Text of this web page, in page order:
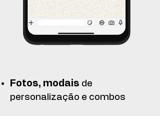
Fotos, modais de
personalização e combos